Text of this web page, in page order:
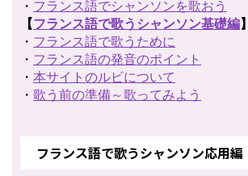
・ フランス語でシャンソンを歌おう
【フランス語で歌うシャンソン基礎編】
・ フランス語で歌うために
・ フランス語の発音のポイント
・ 本サイトのルビについて
・ 歌う前の準備～歌ってみよう
フランス語で歌うシャンソン応用編